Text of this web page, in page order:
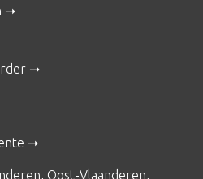
, Oost-Vlaanderen,